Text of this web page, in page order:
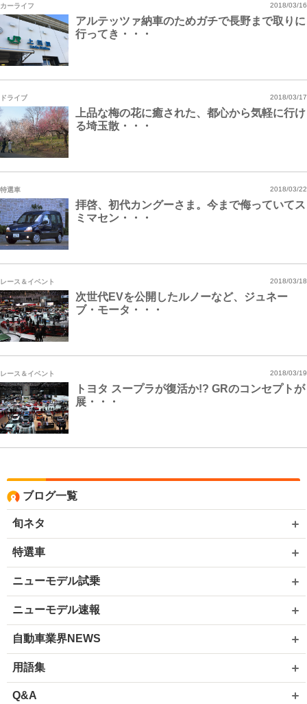
カーライフ
アルテッツァ納車のためガチで長野まで取りに
行ってき・・・
2018/03/16
ドライブ
上品な梅の花に癒された、都心から気軽に行け
る埼玉散・・・
2018/03/17
特選車
拝啓、初代カングーさま。今まで侮っていてス
ミマセン・・・
2018/03/22
レース＆イベント
次世代EVを公開したルノーなど、ジュネー
ブ・モータ・・・
2018/03/18
レース＆イベント
トヨタ スープラが復活か!? GRのコンセプトが
展・・・
2018/03/19
ブログ一覧
旬ネタ
特選車
ニューモデル試乗
ニューモデル速報
自動車業界NEWS
用語集
Q&A